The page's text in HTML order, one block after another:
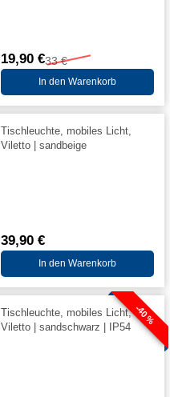
19,90 €33 €
In den Warenkorb
Tischleuchte, mobiles Licht,
Viletto | sandbeige
39,90 €
In den Warenkorb
-40 %
Tischleuchte, mobiles Licht,
Viletto | sandschwarz | IP54